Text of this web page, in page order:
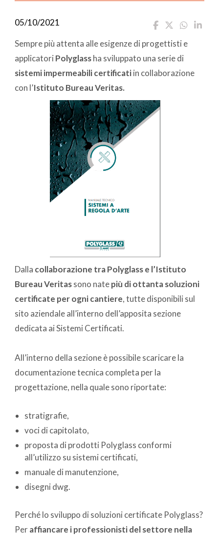
05/10/2021
Sempre più attenta alle esigenze di progettisti e
applicatori Polyglassha sviluppato una serie di
sistemi impermeabili certificatiin collaborazione
con l’Istituto Bureau Veritas.
Dalla collaborazione tra Polyglass e l’Istituto
Bureau Veritassono natepiù di ottanta soluzioni
certificate per ogni cantiere, tutte disponibili sul
sito aziendale all’interno dell’apposita sezione
dedicata ai Sistemi Certificati.
All’interno della sezione è possibile scaricare la
documentazione tecnica completa per la
progettazione, nella quale sono riportate:
stratigrafie,
voci di capitolato,
proposta di prodotti Polyglass conformi
all’utilizzo su sistemi certificati,
manuale di manutenzione,
disegni dwg.
Perché lo sviluppo di soluzioni certificate Polyglass?
Peraffiancare i professionisti del settore nella